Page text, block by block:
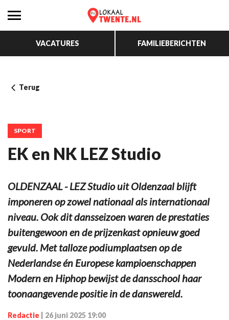
VACATURES FAMILIEBERICHTEN
Terug
SPORT
EK en NK LEZ Studio
OLDENZAAL - LEZ Studio uit Oldenzaal blijft
imponeren op zowel nationaal als internationaal
niveau. Ook dit dansseizoen waren de prestaties
buitengewoon en de prijzenkast opnieuw goed
gevuld. Met talloze podiumplaatsen op de
Nederlandse én Europese kampioenschappen
Modern en Hiphop bewijst de dansschool haar
toonaangevende positie in de danswereld.
Redactie 26 juni 2025 19:00